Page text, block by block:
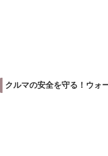
クルマの安全を守る！ウォ